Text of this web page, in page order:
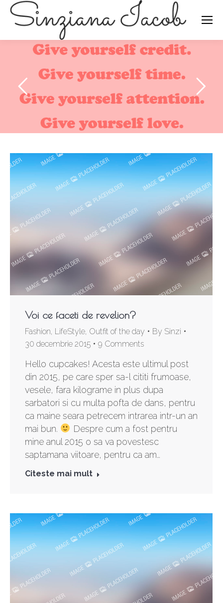
Search:
Voi ce faceti de revelion?
Fashion, LifeStyle, Outfit of the day By Sinzi
30 decembrie 2015
9 Comments
Hello cupcakes! Acesta este ultimul post
din 2015, pe care sper sa-l cititi frumoase,
vesele, fara kilograme in plus dupa
sarbatori si cu multa pofta de dans, pentru
ca maine seara petrecem intrarea intr-un an
mai bun.
Despre cum a fost pentru
mine anul 2015 o sa va povestesc
saptamana viitoare, pentru ca am…
Citeste mai mult